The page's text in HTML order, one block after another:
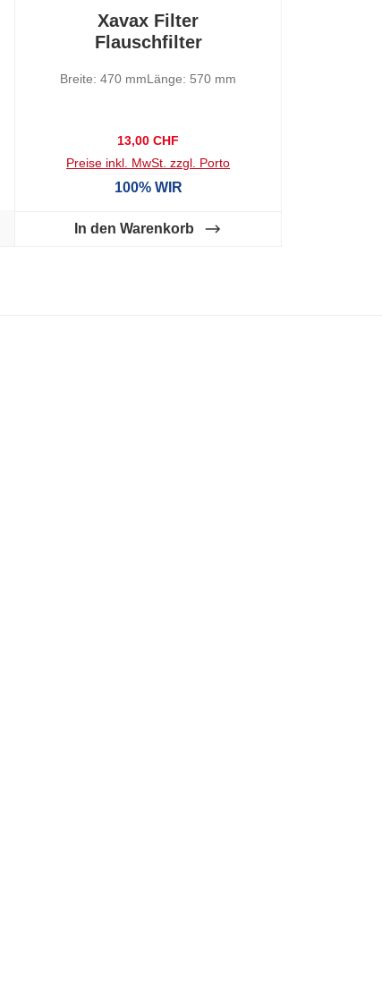
5 SternenDurchschnittliche Bewertung von 0 von 5 Sternen
Xavax Filter
Flauschfilter
Breite: 470 mmLänge: 570 mm
Regulärer Preis:
13,00 CHF
Preise inkl. MwSt. zzgl. Porto
100% WIR
In den Warenkorb